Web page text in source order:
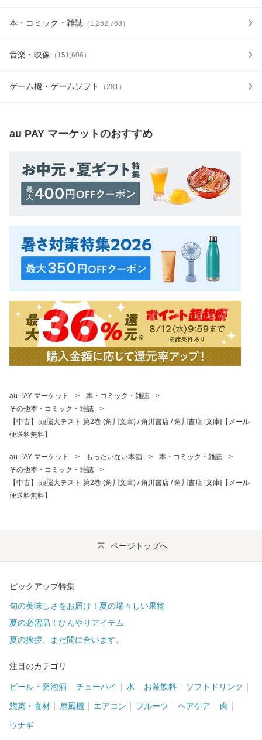
本・コミック・雑誌 （ 1,262,763 ）
音楽・映像 （ 151,606 ）
ゲーム機・ゲームソフト （281 ）
au PAY マーケットのおすすめ
au PAY マーケット > 本・コミック・雑誌
>
その他本・コミック・雑誌
>
【中古】 頭脳大テスト 第2巻 (角川文庫) / 角川書店 / 角川書店 [文庫]【メール
便送料無料】
au PAY マーケット > もったいない本舗 > 本・コミック・雑誌
>
その他本・コミック・雑誌
>
【中古】 頭脳大テスト 第2巻 (角川文庫) / 角川書店 / 角川書店 [文庫]【メール
便送料無料】
ページトップへ
ピックアップ特集
旬の美味しさをお届け！夏の瑞々しい果物
夏の必需品！ひんやりアイテム
夏の挨拶、まだ間に合います。
注目のカテゴリ
ビール・発泡酒 チューハイ 水 お茶飲料 ソフトドリンク
惣菜・食材 扇風機 エアコン フルーツ ヘアケア 肉
ウナギ